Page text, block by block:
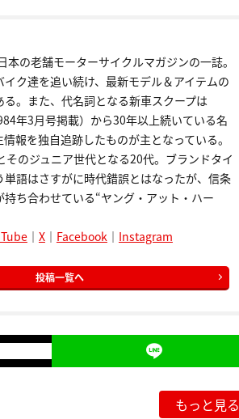
本の老舗モーターサイクルマガジンの一誌。
ク達を追い続け、最新モデル＆アイテムの
。また、代名詞となる新車スクープは
年3月号掲載）から30年以上続いている名
報を独自追跡したものが主となっている。
そのジュニア世代となる20代。ブランドタイ
単語はさすがに時代錯誤とはなったが、信条
ち合わせている“ヤング・アット・ハー
｜ X｜ Facebook｜ Instagram
投稿一覧へ
もっと見る